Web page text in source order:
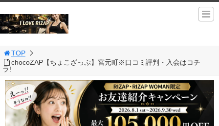
TOP
chocoZAP【ちょこざっぷ】宮元町※口コミ評判・入会はコチ
ラ!